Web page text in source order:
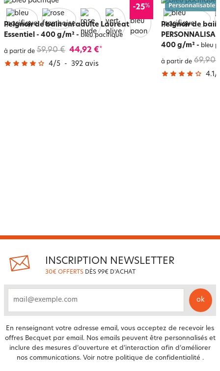
-25%
Peignoir de bain uni adulte Lauréat
Essentiel - 400 g/m² - bleu pacifique
à partir de 59,90 € 44,92 €*
4/5 - 392 avis
Peignoir de
400 g/m² - bleu
à partir de 69,90
4.1 /
INSCRIPTION NEWSLETTER
30€ OFFERTS DÈS 99€ D'ACHAT
ok
En renseignant votre adresse email, vous acceptez de recevoir les
offres Becquet par email. Nos emails peuvent être personnalisés et
inclure des mesures d’ouverture et d’interaction afin d’améliorer
nos communications. Voir notre politique de confidentialité .